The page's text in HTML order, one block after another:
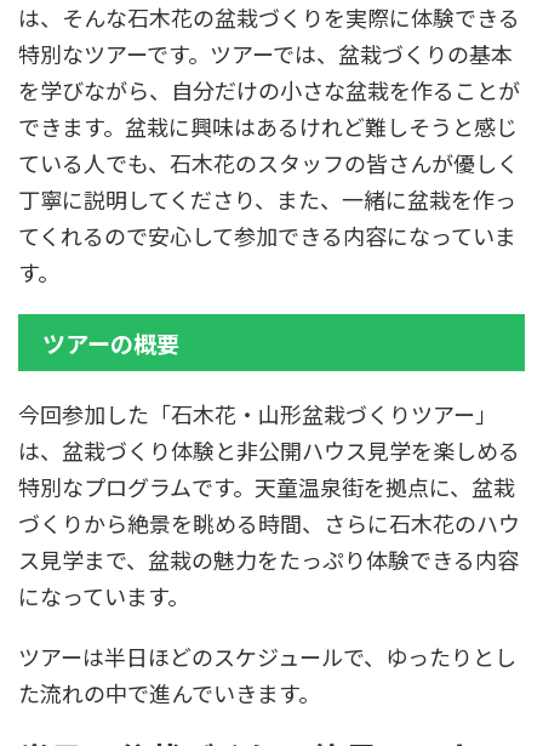
は、そんな石木花の盆栽づくりを実際に体験できる
特別なツアーです。ツアーでは、盆栽づくりの基本
を学びながら、自分だけの小さな盆栽を作ることが
できます。盆栽に興味はあるけれど難しそうと感じ
ている人でも、石木花のスタッフの皆さんが優しく
丁寧に説明してくださり、また、一緒に盆栽を作っ
てくれるので安心して参加できる内容になっていま
す。
ツアーの概要
今回参加した「石木花・山形盆栽づくりツアー」
は、盆栽づくり体験と非公開ハウス見学を楽しめる
特別なプログラムです。天童温泉街を拠点に、盆栽
づくりから絶景を眺める時間、さらに石木花のハウ
ス見学まで、盆栽の魅力をたっぷり体験できる内容
になっています。
ツアーは半日ほどのスケジュールで、ゆったりとし
た流れの中で進んでいきます。